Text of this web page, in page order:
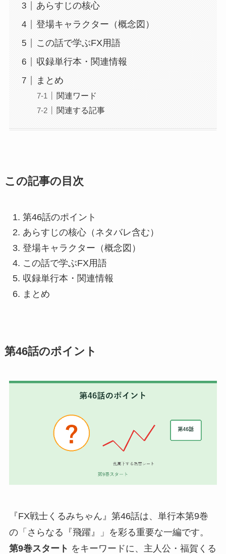
あらすじの核心
登場キャラクター（概念図）
この話で学ぶFX用語
収録単行本・関連情報
まとめ
関連ワード
関連する記事
この記事の目次
第46話のポイント
あらすじの核心（ネタバレ含む）
登場キャラクター（概念図）
この話で学ぶFX用語
収録単行本・関連情報
まとめ
第46話のポイント
『FX戦士くるみちゃん』第46話は、単行本第9巻
の「さらなる『飛躍』」を彩る重要な一編です。
第9巻スタート をキーワードに、主人公・福賀くる